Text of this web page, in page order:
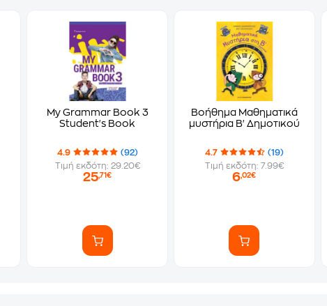
My Grammar Book 3
Student's Book
4.9
(92)
Τιμή εκδότη: 29.20€
25,71€
Βοήθημα Μαθηματικά
μυστήρια Β' Δημοτικού
4.7
(19)
Τιμή εκδότη: 7.99€
6,02€